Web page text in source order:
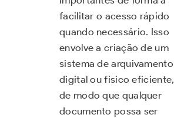
facilitar o acesso rápido
quando necessário. Isso
envolve a criação de um
sistema de arquivamento
digital ou físico eficiente,
de modo que qualquer
documento possa ser